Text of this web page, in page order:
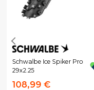
Schwalbe Ice Spiker Pro
29x2.25
108,99 €